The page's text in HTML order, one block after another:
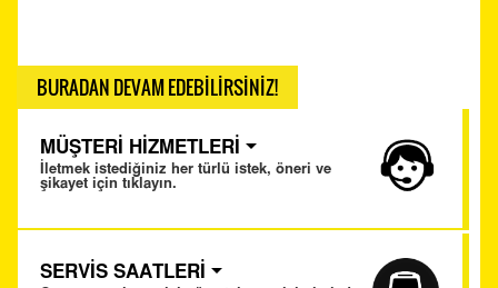
BURADAN DEVAM EDEBİLİRSİNİZ!
MÜŞTERİ HİZMETLERİ
İletmek istediğiniz her türlü istek, öneri ve
şikayet için tıklayın.
SERVİS SAATLERİ